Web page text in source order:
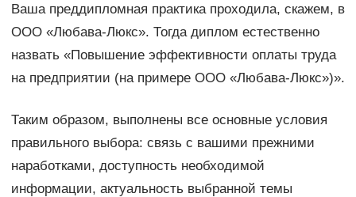
Ваша преддипломная практика проходила, скажем, в
ООО «Любава-Люкс». Тогда диплом естественно
назвать «Повышение эффективности оплаты труда
на предприятии (на примере ООО «Любава-Люкс»)».
Таким образом, выполнены все основные условия
правильного выбора: связь с вашими прежними
наработками, доступность необходимой
информации, актуальность выбранной темы